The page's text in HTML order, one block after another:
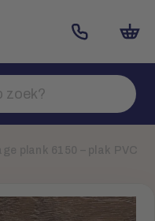
plank 6150 – plak PVC